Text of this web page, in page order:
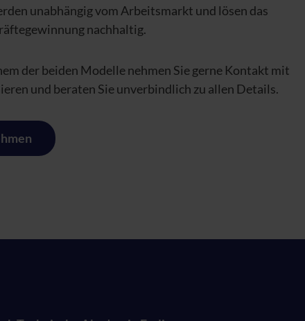
unabhängig vom Arbeitsmarkt und lösen das
nachhaltig.
der beiden Modelle nehmen Sie gerne Kontakt mit
und beraten Sie unverbindlich zu allen Details.